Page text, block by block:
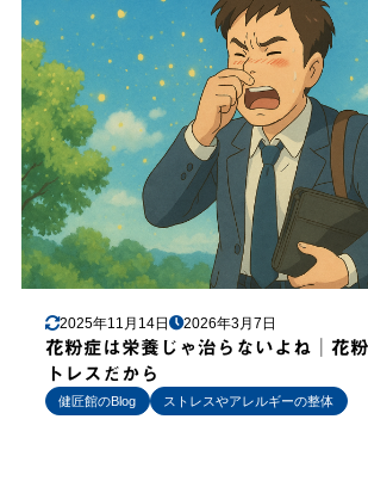
2025年11月14日 2026年3月7日
花粉症は栄養じゃ治らないよね│花
トレスだから
健匠館のBlog
ストレスやアレルギーの整体